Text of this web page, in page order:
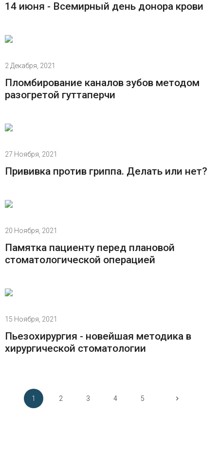
14 июня - Всемирный день донора крови
2 Декабря, 2021
Пломбирование каналов зубов методом
разогретой гуттаперчи
27 Ноября, 2021
Прививка против гриппа. Делать или нет?
20 Ноября, 2021
Памятка пациенту перед плановой
стоматологической операцией
15 Ноября, 2021
Пьезохирургия - новейшая методика в
хирургической стоматологии
1 2 3 4 5